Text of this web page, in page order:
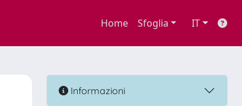
Home Sfoglia IT
Informazioni